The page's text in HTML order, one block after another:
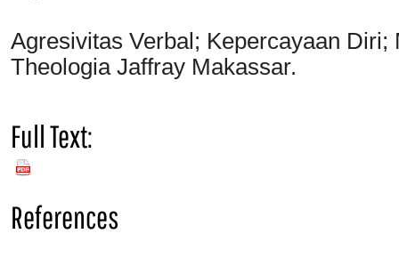
Agresivitas Verbal; Kepercayaan
Theologia Jaffray Makassar.
Full Text:
PDF
References